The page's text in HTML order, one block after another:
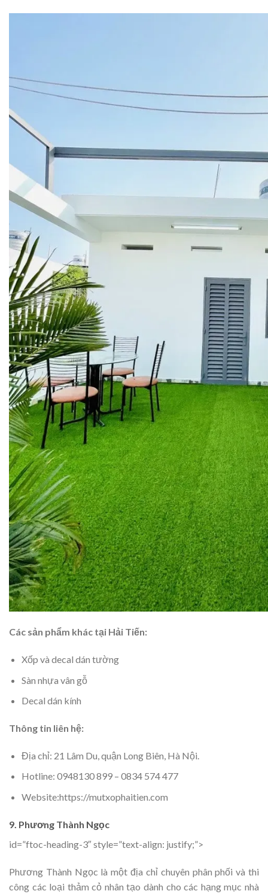
Các sản phẩm khác tại Hải Tiến:
Xốp và decal dán tường
Sàn nhựa vân gỗ
Decal dán kính
Thông tin liên hệ:
Địa chỉ: 21 Lâm Du, quận Long Biên, Hà Nội.
Hotline: 0948130 899 – 0834 574 477
Website:https://mutxophaitien.com
9. Phương Thành Ngọc
id=”ftoc-heading-3″ style=”text-align: justify;”>
Phương Thành Ngọc là một địa chỉ chuyên phân phối và thi
công các loại thảm cỏ nhân tạo dành cho các hạng mục nhà